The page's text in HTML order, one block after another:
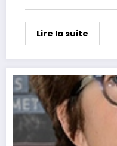
Lire la suite